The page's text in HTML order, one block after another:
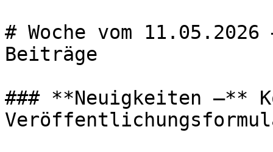
# Woche vom
Beiträge
### **Neuigkeiten –**